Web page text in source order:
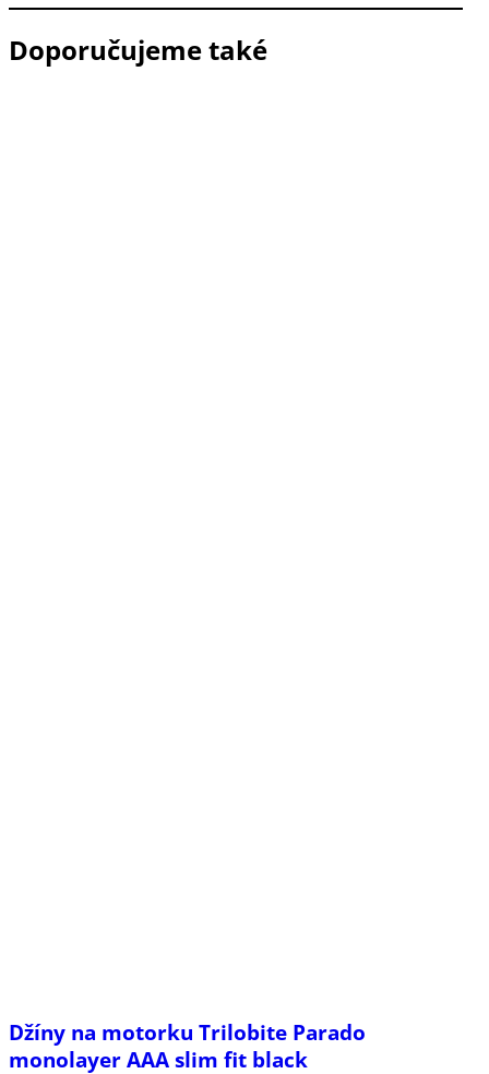
Doporučujeme také
Džíny na motorku Trilobite Parado
monolayer AAA slim fit black